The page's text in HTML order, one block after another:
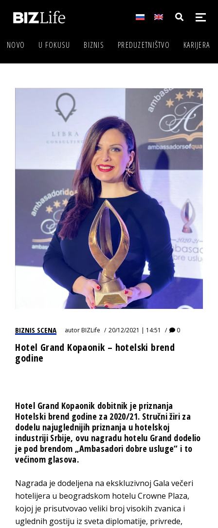
NOVO U FOKUSU BIZNIS PREDUZETNIŠTVO KARIJERA
BIZNIS SCENA autorBIZLife 20/12/2021 | 14:51 0
Hotel Grand Kopaonik – hotelski brend
godine
Hotel Grand Kopaonik dobitnik je priznanja
Hotelski brend godine za 2020/21. Stručni žiri za
dodelu najuglednijih priznanja u hotelskoj
industriji Srbije, ovu nagradu hotelu Grand dodelio
je pod brendom „Ambasadori dobre usluge“ i to
većinom glasova.
Nagrada je dodeljena na ekskluzivnoj Gala večeri
hotelijera u beogradskom hotelu Crowne Plaza,
kojoj je prisutvovao veliki broj visokih zvanica i
uglednih gostiju iz sveta diplomatije, privrede,